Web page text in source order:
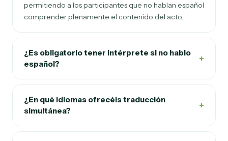
permitiendo a los participantes que no hablan español
comprender plenamente el contenido del acto.
¿Es obligatorio tener intérprete si no hablo
español?
+
¿En qué idiomas ofrecéis traducción
simultánea?
+